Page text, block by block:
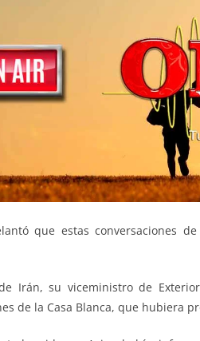
que estas conversaciones
Irán, su viceministro de
de la Casa Blanca, que hubiera